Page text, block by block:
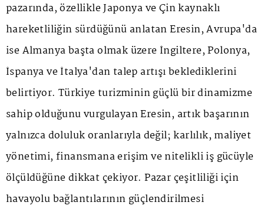
pazarında, özellikle Japonya ve Çin kaynaklı
hareketliliğin sürdüğünü anlatan Eresin, Avrupa'da
ise Almanya başta olmak üzere İngiltere, Polonya,
İspanya ve İtalya'dan talep artışı beklediklerini
belirtiyor. Türkiye turizminin güçlü bir dinamizme
sahip olduğunu vurgulayan Eresin, artık başarının
yalnızca doluluk oranlarıyla değil; karlılık, maliyet
yönetimi, finansmana erişim ve nitelikli iş gücüyle
ölçüldüğüne dikkat çekiyor. Pazar çeşitliliği için
havayolu bağlantılarının güçlendirilmesi